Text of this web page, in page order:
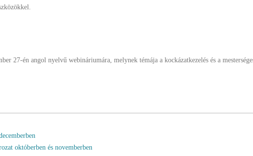
27-én angol nyelvű webináriumára, melynek témája a kockázatkezelés és a
októberben és novemberben